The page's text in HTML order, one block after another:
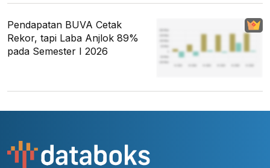
Pendapatan BUVA Cetak
Rekor, tapi Laba Anjlok 89%
pada Semester I 2026